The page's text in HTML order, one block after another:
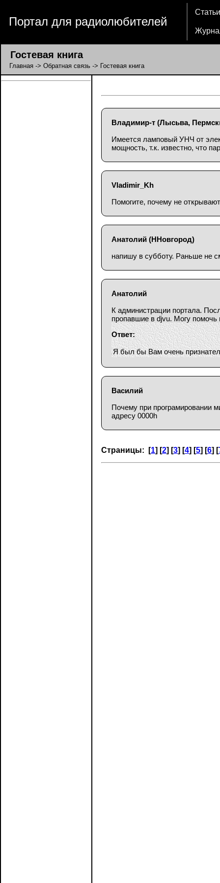
Портал для радиолюбителей
Статьи
Гостевая книга
Главная -> Обратная связь -> Гостевая книга
Владимир-т (Лысьва,
Имеется ламповый УНЧ от
мощность, т.к. известно, что
Vladimir_Kh
Помогите, почему не
Анатолий (ННовгород)
напишу в субботу. Раньше не
Анатолий
К администрации портала.
пропавшие в djvu. Могу помочь
Ответ:
Я был бы Вам очень
Василий
Почему при програмировании
адресу 0000h
Страницы: [1] [2] [3] [4] [5] [6] [